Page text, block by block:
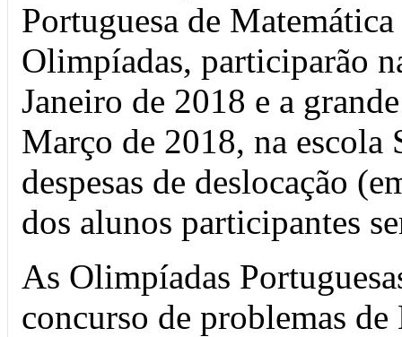
Portuguesa de
Olimpíadas, participarão
Janeiro de 2018 e a
Março de 2018, na escola
despesas de deslocação
dos alunos participantes
As Olimpíadas
concurso de problemas